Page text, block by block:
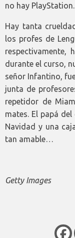
no hay PlayStation.
Hay tanta
los profes de
durante el curso,
señor Infantino,
junta de
repetidor de
mates. El papá
Navidad y una
tan amable…
Getty Images